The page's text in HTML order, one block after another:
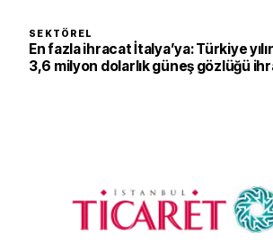
SEKTÖREL
En fazla ihracat İtalya’ya: Türkiye
3,6 milyon dolarlık güneş gözlüğü